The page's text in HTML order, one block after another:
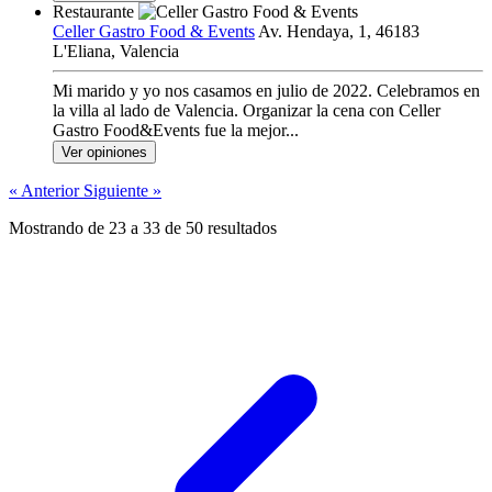
Restaurante
Celler Gastro Food & EventsAv. Hendaya, 1, 46183
L'Eliana, Valencia
Mi marido y yo nos casamos en julio de 2022. Celebramos en
la villa al lado de Valencia. Organizar la cena con Celler
Gastro Food&Events fue la mejor...
Ver opiniones
« Anterior Siguiente »
Mostrando de 23 a 33 de 50 resultados